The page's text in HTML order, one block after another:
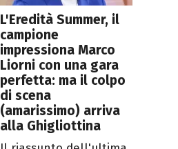
L'Eredità Summer, il
campione
impressiona Marco
Liorni con una gara
perfetta: ma il colpo
di scena
(amarissimo) arriva
alla Ghigliottina